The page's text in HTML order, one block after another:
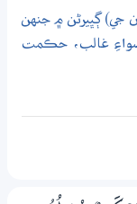
جي) ڳڀيرڻن ۾ جنهن
سواءِ غالب، حڪمت